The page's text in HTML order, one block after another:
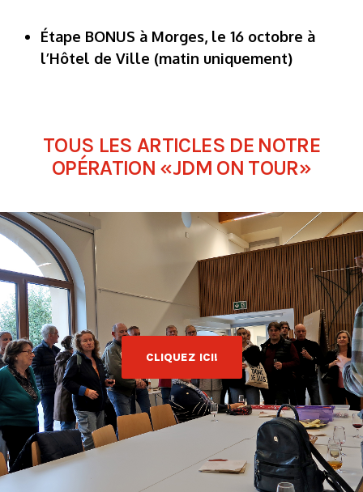
Étape BONUS à Morges, le 16 octobre à
l’Hôtel de Ville (matin uniquement)
TOUS LES ARTICLES DE NOTRE
OPÉRATION «JDM ON TOUR»
CLIQUEZ ICI!